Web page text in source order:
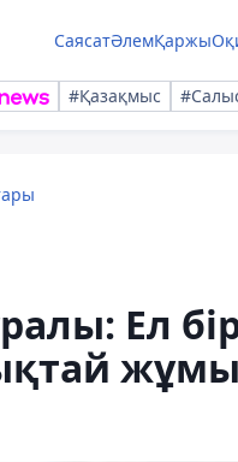
СаясатӘлемҚаржы
#Қазақмыс
Ел